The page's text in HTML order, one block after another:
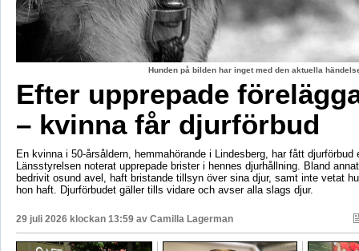
Hunden på bilden har inget med den aktuella
Efter upprepade
– kvinna får djurförbud
En kvinna i 50-årsåldern, hemmahörande i Lindesberg, har fått djurförbud
Länsstyrelsen noterat upprepade brister i hennes djurhållning. Bland
bedrivit osund avel, haft bristande tillsyn över sina djur, samt inte vetat
hon haft. Djurförbudet gäller tills vidare och avser alla slags djur.
29 juli 2026 klockan 13:59 av Camilla Lagerman